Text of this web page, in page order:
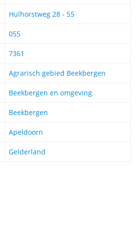
Hulhorstweg 28 - 55
055
7361
Agrarisch gebied Beekbergen
Beekbergen en omgeving
Beekbergen
Apeldoorn
Gelderland